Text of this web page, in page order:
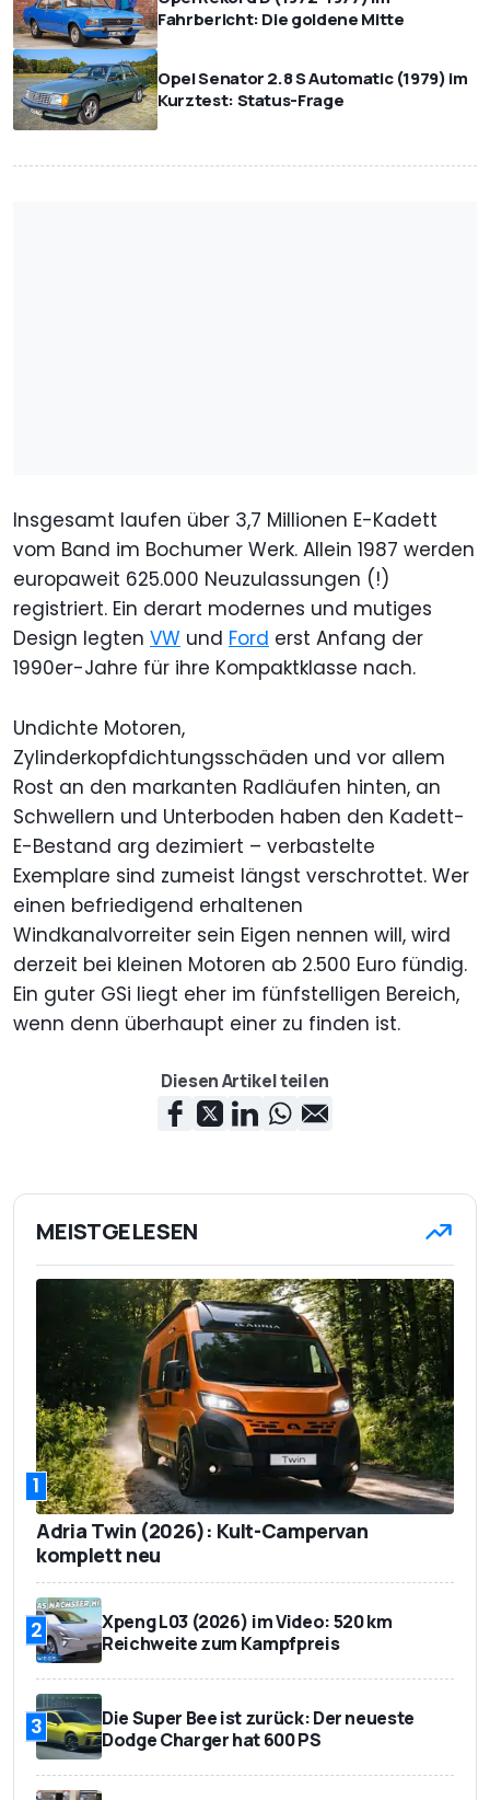
Fahrbericht: Die goldene Mitte
Opel Senator 2.8 S Automatic (1979) im
Kurztest: Status-Frage
Insgesamt laufen über 3,7 Millionen E-Kadett
vom Band im Bochumer Werk. Allein 1987 werden
europaweit 625.000 Neuzulassungen (!)
registriert. Ein derart modernes und mutiges
Design legten VW und Ford erst Anfang der
1990er-Jahre für ihre Kompaktklasse nach.
Undichte Motoren,
Zylinderkopfdichtungsschäden und vor allem
Rost an den markanten Radläufen hinten, an
Schwellern und Unterboden haben den Kadett-
E-Bestand arg dezimiert – verbastelte
Exemplare sind zumeist längst verschrottet. Wer
einen befriedigend erhaltenen
Windkanalvorreiter sein Eigen nennen will, wird
derzeit bei kleinen Motoren ab 2.500 Euro fündig.
Ein guter GSi liegt eher im fünfstelligen Bereich,
wenn denn überhaupt einer zu finden ist.
Diesen Artikel teilen
MEISTGELESEN
1
Adria Twin (2026): Kult-Campervan
komplett neu
2
Xpeng L03 (2026) im Video: 520 km
Reichweite zum Kampfpreis
3
Die Super Bee ist zurück: Der neueste
Dodge Charger hat 600 PS